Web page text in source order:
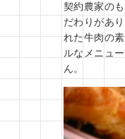
契約農家の
だわりがあ
れた牛肉の
ルなメニュ
ん。